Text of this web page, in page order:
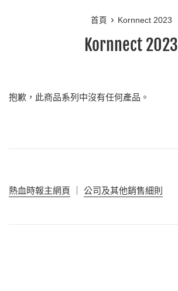
首頁 › Kornnect 2023
Kornnect 2023
抱歉，此商品系列中沒有任何產品。
熱血時報主網頁 公司及其他銷售細則